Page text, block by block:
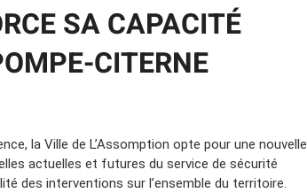
SA CAPACITÉ
CITERNE
la Ville de L’Assomption opte pour une nouvelle
actuelles et futures du service de sécurité
des interventions sur l’ensemble du territoire.